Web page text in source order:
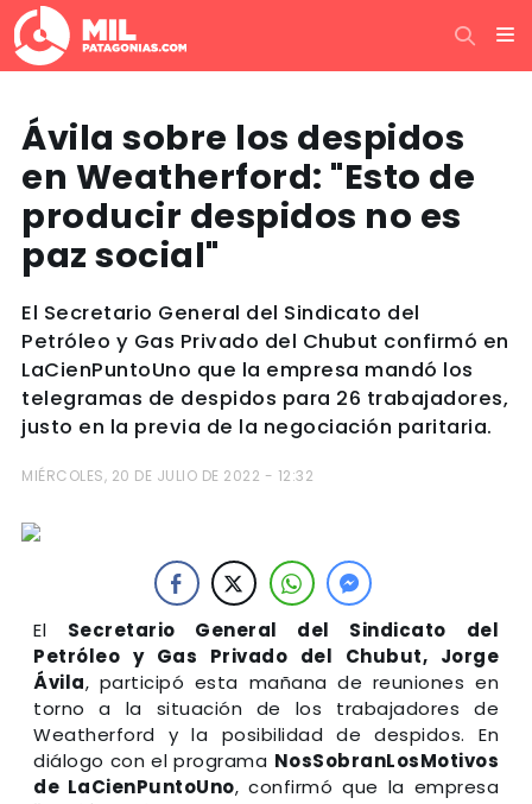
Ávila sobre los despidos
en Weatherford: "Esto de
producir despidos no es
paz social"
El Secretario General del Sindicato del
Petróleo y Gas Privado del Chubut confirmó en
LaCienPuntoUno que la empresa mandó los
telegramas de despidos para 26 trabajadores,
justo en la previa de la negociación paritaria.
MIÉRCOLES, 20 DE JULIO DE 2022 - 12:32
El Secretario General del Sindicato del
Petróleo y Gas Privado del Chubut, Jorge
Ávila, participó esta mañana de reuniones en
torno a la situación de los trabajadores de
Weatherford y la posibilidad de despidos. En
diálogo con el programa NosSobranLosMotivos
de LaCienPuntoUno, confirmó que la empresa